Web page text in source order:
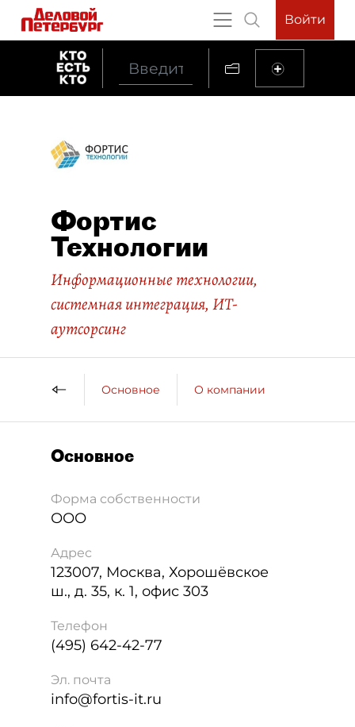
Войти
Фортис
Технологии
Информационные технологии,
системная интеграция, ИТ-
аутсорсинг
Основное О компании
Основное
Форма собственности
ООО
Адрес
123007, Москва, Хорошёвское
ш., д. 35, к. 1, офис 303
Телефон
(495) 642-42-77
Эл. почта
info@fortis-it.ru